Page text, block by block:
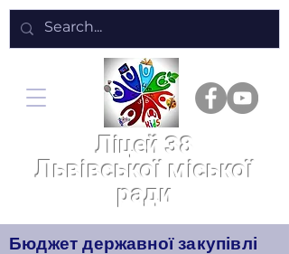
Ліцей 38
Львівської міської
ради
Бюджет державної закупівлі